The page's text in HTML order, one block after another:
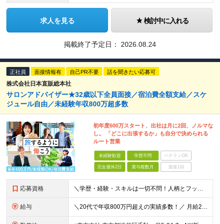
求人を見る 検討中に入れる
掲載終了予定日： 2026.08.24
正社員 面接情報有 自己PR不要 話を聞きたい応募可
株式会社日本直販総本社
サロンアドバイザー★32歳以下全員面接／宿泊費全額支給／スケ
ジュール自由／未経験年収800万超多数
初年度600万スタート、出社は月に2回、ノルマな
し。 「どこに出張するか」も自分で決められる
ルート営業
未経験歓迎 学歴不問 ベテランOK
完全週休2日 賞与複数月 面接1回
応募資格 ＼学歴・経験・スキルは一切不問！人柄とフットワーク重視の採用です／ ◆普通自動車運転免許をお持ちの方（AT限定可） ◆32歳以下の方（※若年層のキャリア形成のため） ★【32歳以下は全員面接】をお約
給与 ＼20代で年収800万円超えの実績多数！／ 月給28万円〜32万円 ＋賞与（年2回） ＋ インセンティブ ＋ 交通費・宿泊費全額支給 ※上記には59,500円～70,000円（27.8時間分/月）の